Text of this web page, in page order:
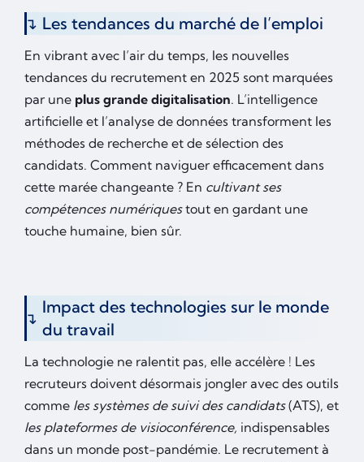
Les tendances du marché de l’emploi
En vibrant avec l’air du temps, les nouvelles
tendances du recrutement en 2025 sont marquées
par une plus grande digitalisation. L’intelligence
artificielle et l’analyse de données transforment les
méthodes de recherche et de sélection des
candidats. Comment naviguer efficacement dans
cette marée changeante ? En cultivant ses
compétences numériquestout en gardant une
touche humaine, bien sûr.
Impact des technologies sur le monde
du travail
La technologie ne ralentit pas, elle accélère ! Les
recruteurs doivent désormais jongler avec des outils
comme les systèmes de suivi des candidats(ATS), et
les plateformes de visioconférence, indispensables
dans un monde post-pandémie. Le recrutement à